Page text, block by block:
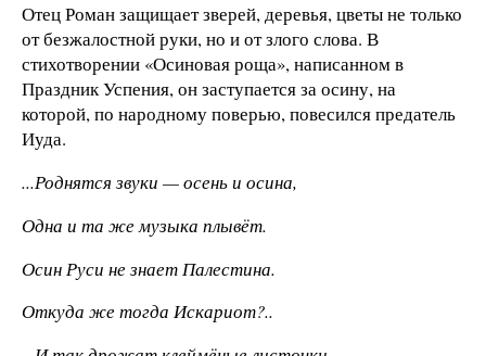
Отец Роман защищает зверей, деревья, цветы не только
от безжалостной руки, но и от злого слова. В
стихотворении «Осиновая роща», написанном в
Праздник Успения, он заступается за осину, на
которой, по народному поверью, повесился предатель
Иуда.
...Роднятся звуки — осень и осина,
Одна и та же музыка плывёт.
Осин Руси не знает Палестина.
Откуда же тогда Искариот?..